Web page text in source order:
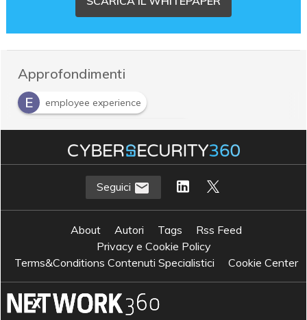
Approfondimenti
E
employee experience
E enterprise service management
Seguici
About Autori Tags
Rss Feed
Privacy e Cookie Policy
Terms&Conditions Contenuti Specialistici
Cookie Center